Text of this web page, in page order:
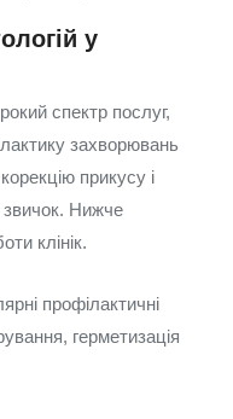
у
спектр послуг,
захворювань
прикусу і
звичок. Нижче
клінік.
профілактичні
герметизація